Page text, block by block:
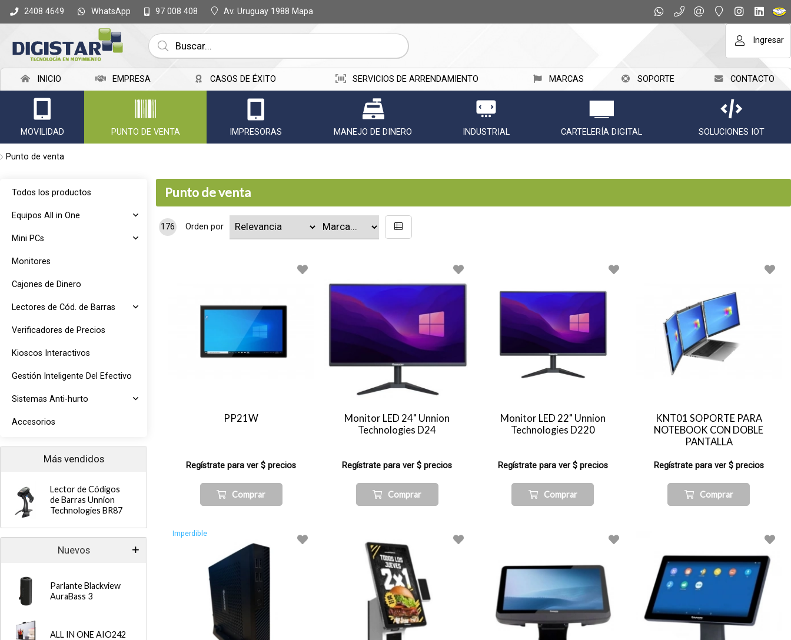
2408 4649 WhatsApp 97 008 408 Av. Uruguay 1988 Mapa
Ingresar
INICIO EMPRESA CASOS DE ÉXITO SERVICIOS DE ARRENDAMIENTO MARCAS SOPORTE CONTACTO
MOVILIDAD PUNTO DE VENTA IMPRESORAS MANEJO DE DINERO INDUSTRIAL CARTELERÍA DIGITAL SOLUCIONES IOT
Punto de venta
Todos los productos
Equipos All in One
Mini PCs
Monitores
Cajones de Dinero
Lectores de Cód. de Barras
Verificadores de Precios
Kioscos Interactivos
Gestión Inteligente Del Efectivo
Sistemas Anti-hurto
Accesorios
Más vendidos
Lector de Códigos
de Barras Unnion
Technologies BR87
Nuevos
Parlante Blackview
AuraBass 3
ALL IN ONE AIO242
Punto de venta
176 Orden por
PP21W
Regístrate para ver $ precios
Comprar
Monitor LED 24" Unnion
Technologies D24
Regístrate para ver $ precios
Comprar
Monitor LED 22" Unnion
Technologies D220
Regístrate para ver $ precios
Comprar
KNT01 SOPORTE PARA
NOTEBOOK CON DOBLE
PANTALLA
Regístrate para ver $ precios
Comprar
Imperdible